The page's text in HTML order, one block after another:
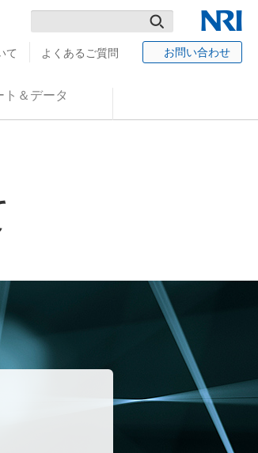
NRI
検
て よくあるご質問 お問い合わせ
ト＆データ